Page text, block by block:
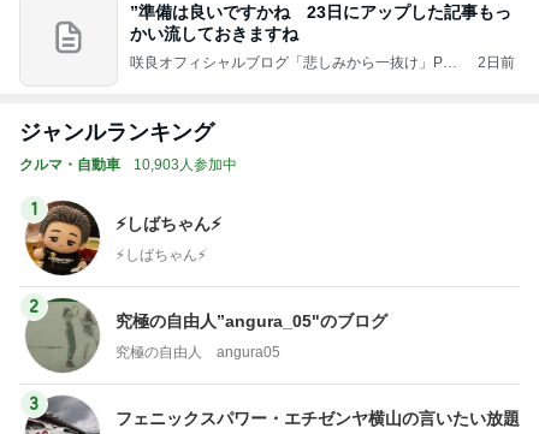
”準備は良いですかね 23日にアップした記事もっ
かい流しておきますね
咲良オフィシャルブログ「悲しみから一抜け」Pow
2日前
ジャンルランキング
クルマ・自動車 10,903人参加中
1
⚡️しばちゃん⚡
⚡️しばちゃん⚡️
2
究極の自由人”angura_05"のブログ
究極の自由人 angura05
3
フェニックスパワー・エチゼンヤ横山の言いたい放題